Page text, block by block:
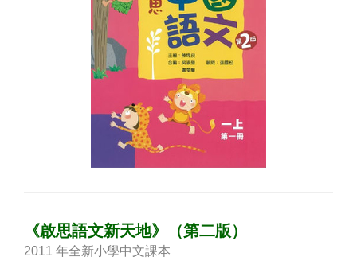
《啟思語文新天地》（第二版）
2011 年全新小學中文課本